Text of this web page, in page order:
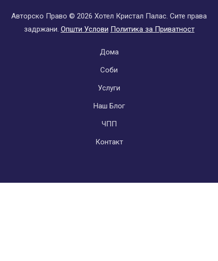
Авторско Право © 2026 Хотел Кристал Палас. Сите права
задржани. Општи Услови Политика за Приватност
Дома
Соби
Услуги
Наш Блог
ЧПП
Контакт